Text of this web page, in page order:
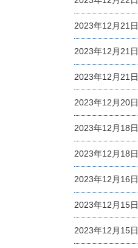
2023年12月21日
2023年12月21日
2023年12月21日
2023年12月20日
2023年12月18日
2023年12月18日
2023年12月16日
2023年12月15日
2023年12月15日